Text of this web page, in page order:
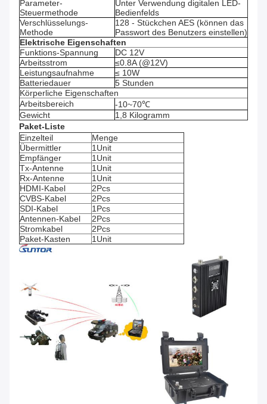
Parameter-
Steuermethode
Unter Verwendung digitalen LED-
Bedienfelds
Verschlüsselungs-
Methode
128 - Stückchen AES (können das
Passwort des Benutzers einstellen)
Elektrische Eigenschaften
Funktions-Spannung
DC 12V
Arbeitsstrom
≤0.8A (@12V)
Leistungsaufnahme
≤ 10W
Batteriedauer
5 Stunden
Körperliche Eigenschaften
Arbeitsbereich
-10~70℃
Gewicht
1,8 Kilogramm
Paket-Liste
Einzelteil
Menge
Übermittler
1Unit
Empfänger
1Unit
Tx-Antenne
1Unit
Rx-Antenne
1Unit
HDMI-Kabel
2Pcs
CVBS-Kabel
2Pcs
SDI-Kabel
1Pcs
Antennen-Kabel
2Pcs
Stromkabel
2Pcs
Paket-Kasten
1Unit